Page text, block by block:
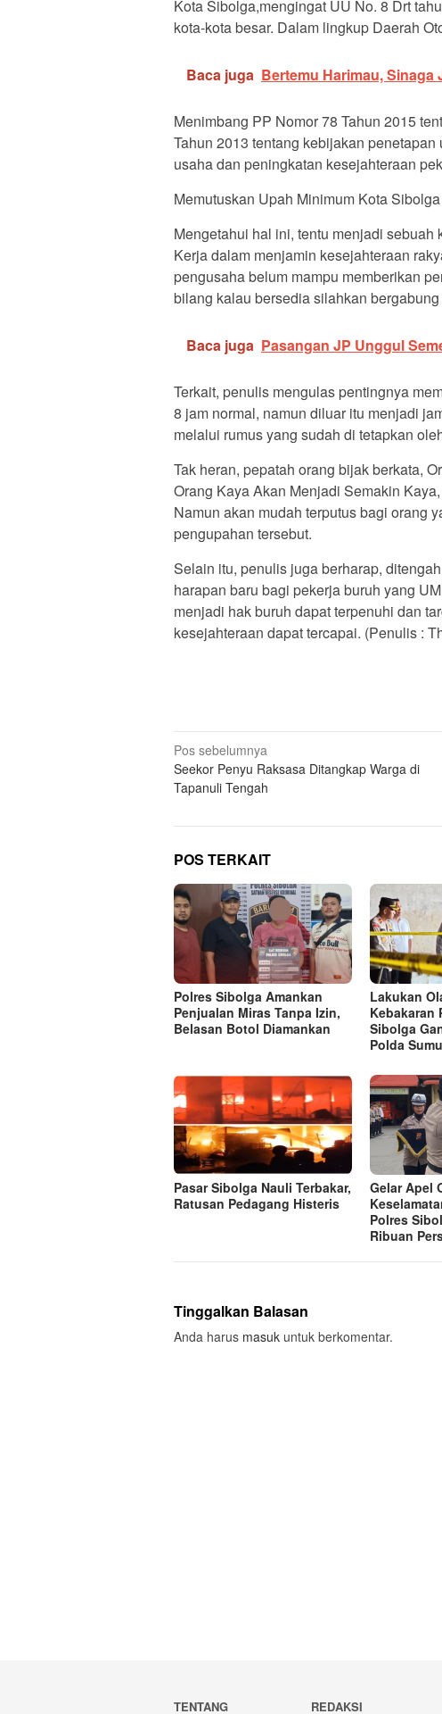
Kota Sibolga,mengingat UU No. 8 Drt
kota-kota besar. Dalam lingkup Daerah
Baca juga Bertemu Harimau,
Menimbang PP Nomor 78 Tahun 2015
Tahun 2013 tentang kebijakan
usaha dan peningkatan kesejahteraan
Memutuskan Upah Minimum Kota
Mengetahui hal ini, tentu menjadi
Kerja dalam menjamin kesejahteraan
pengusaha belum mampu memberikan
bilang kalau bersedia silahkan
Baca juga Pasangan JP Unggul
Terkait, penulis mengulas pentingnya
8 jam normal, namun diluar itu menjadi
melalui rumus yang sudah di tetapkan
Tak heran, pepatah orang bijak berkata,
Orang Kaya Akan Menjadi Semakin
Namun akan mudah terputus bagi orang
pengupahan tersebut.
Selain itu, penulis juga berharap,
harapan baru bagi pekerja buruh yang
menjadi hak buruh dapat terpenuhi dan
kesejahteraan dapat tercapai. (Penulis :
Navigasi
pos
Pos sebelumnya
Seekor Penyu Raksasa Ditangkap Warga di
Tapanuli Tengah
POS TERKAIT
Polres Sibolga Amankan
Penjualan Miras Tanpa Izin,
Belasan Botol Diamankan
Lakukan
Kebakaran
Sibolga
Polda
Pasar Sibolga Nauli Terbakar,
Ratusan Pedagang Histeris
Gelar Apel
Polres
Ribuan
Tinggalkan Balasan
Anda harus masuk untuk berkomentar.
TENTANG REDAKSI